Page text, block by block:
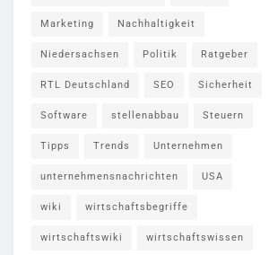
Marketing Nachhaltigkeit
Niedersachsen Politik Ratgeber
RTL Deutschland SEO Sicherheit
Software stellenabbau Steuern
Tipps Trends Unternehmen
unternehmensnachrichten USA
wiki wirtschaftsbegriffe
wirtschaftswiki wirtschaftswissen